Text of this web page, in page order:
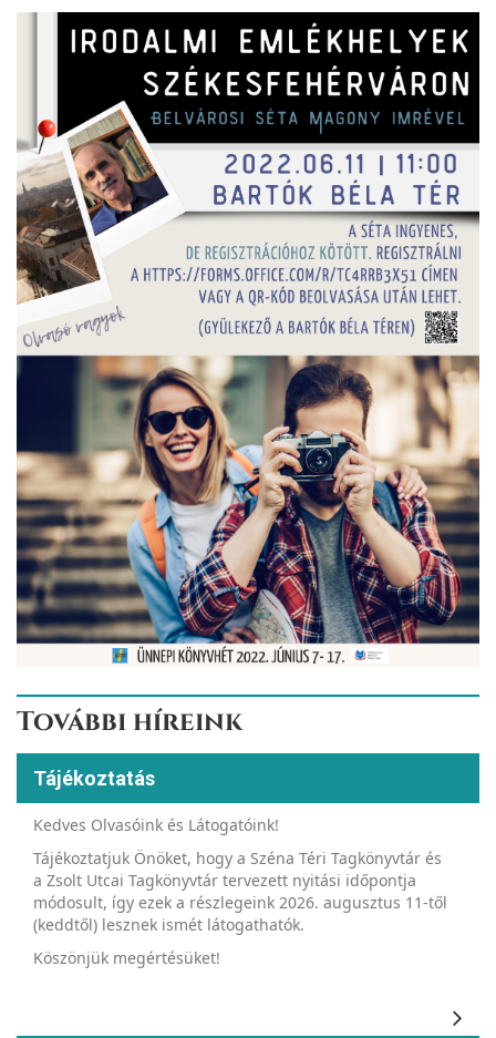
További híreink
Tájékoztatás
Kedves Olvasóink és Látogatóink!
Tájékoztatjuk Önöket, hogy a Széna Téri Tagkönyvtár és
a Zsolt Utcai Tagkönyvtár tervezett nyitási időpontja
módosult, így ezek a részlegeink 2026. augusztus 11-től
(keddtől) lesznek ismét látogathatók.
Köszönjük megértésüket!